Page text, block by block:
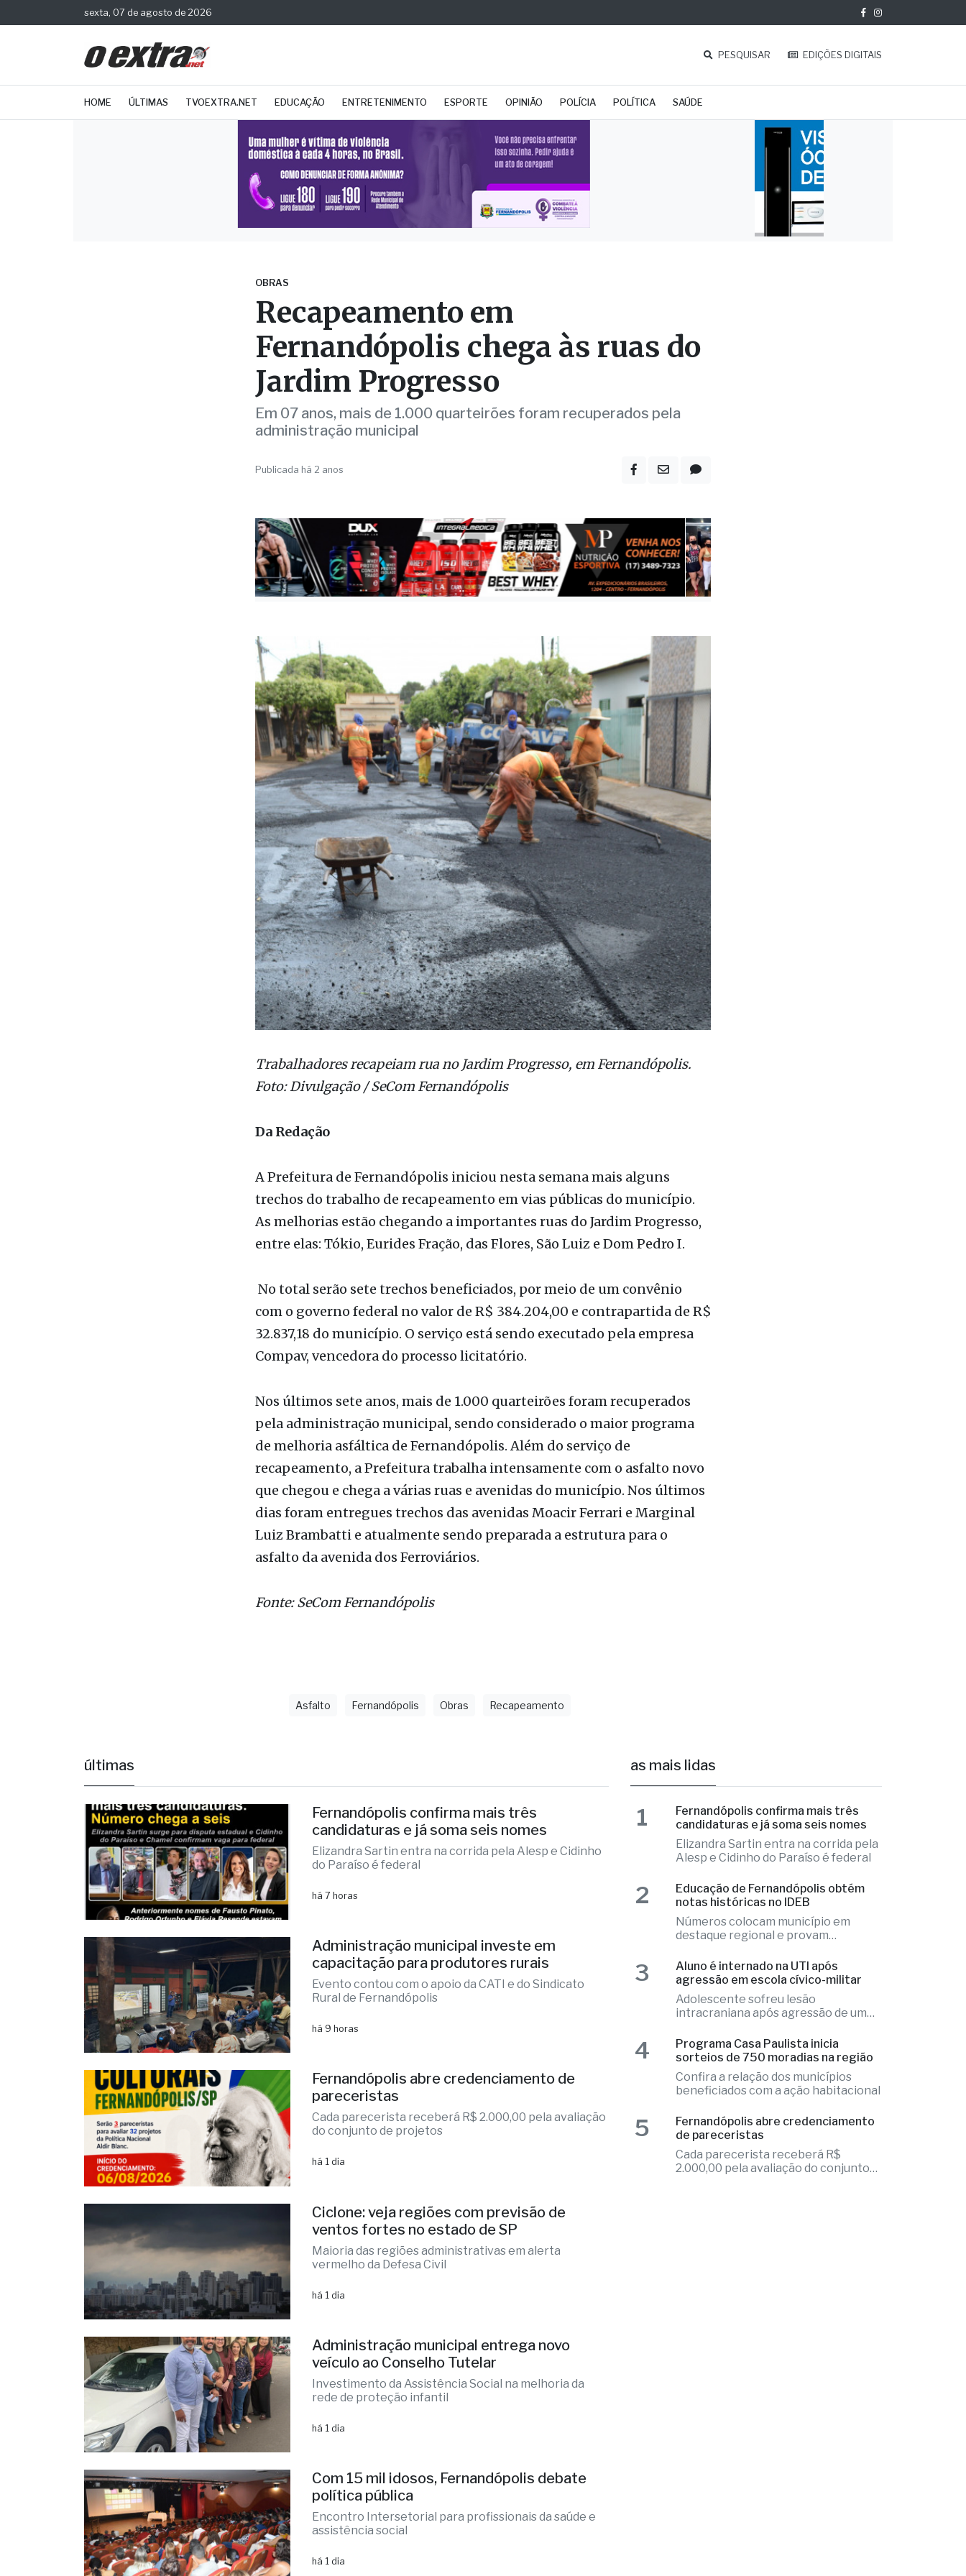
sexta, 07 de agosto de 2026
PESQUISAR EDIÇÕES DIGITAIS
HOME ÚLTIMAS TVOEXTRA.NET EDUCAÇÃO ENTRETENIMENTO ESPORTE OPINIÃO POLÍCIA POLÍTICA SAÚDE
OBRAS
Recapeamento em
Fernandópolis chega às ruas do
Jardim Progresso
Em 07 anos, mais de 1.000 quarteirões foram recuperados pela
administração municipal
Publicada há 2 anos
Trabalhadores recapeiam rua no Jardim Progresso, em Fernandópolis.
Foto: Divulgação / SeCom Fernandópolis
Da Redação
A Prefeitura de Fernandópolis iniciou nesta semana mais alguns
trechos do trabalho de recapeamento em vias públicas do município.
As melhorias estão chegando a importantes ruas do Jardim Progresso,
entre elas: Tókio, Eurides Fração, das Flores, São Luiz e Dom Pedro I.
No total serão sete trechos beneficiados, por meio de um convênio
com o governo federal no valor de R$ 384.204,00 e contrapartida de R$
32.837,18 do município. O serviço está sendo executado pela empresa
Compav, vencedora do processo licitatório.
Nos últimos sete anos, mais de 1.000 quarteirões foram recuperados
pela administração municipal, sendo considerado o maior programa
de melhoria asfáltica de Fernandópolis. Além do serviço de
recapeamento, a Prefeitura trabalha intensamente com o asfalto novo
que chegou e chega a várias ruas e avenidas do município. Nos últimos
dias foram entregues trechos das avenidas Moacir Ferrari e Marginal
Luiz Brambatti e atualmente sendo preparada a estrutura para o
asfalto da avenida dos Ferroviários.
Fonte: SeCom Fernandópolis
Asfalto Fernandópolis Obras Recapeamento
últimas
Fernandópolis confirma mais três
candidaturas e já soma seis nomes
Elizandra Sartin entra na corrida pela Alesp e Cidinho
do Paraíso é federal
há 7 horas
Administração municipal investe em
capacitação para produtores rurais
Evento contou com o apoio da CATI e do Sindicato
Rural de Fernandópolis
há 9 horas
Fernandópolis abre credenciamento de
pareceristas
Cada parecerista receberá R$ 2.000,00 pela avaliação
do conjunto de projetos
há 1 dia
Ciclone: veja regiões com previsão de
ventos fortes no estado de SP
Maioria das regiões administrativas em alerta
vermelho da Defesa Civil
há 1 dia
Administração municipal entrega novo
veículo ao Conselho Tutelar
Investimento da Assistência Social na melhoria da
rede de proteção infantil
há 1 dia
Com 15 mil idosos, Fernandópolis debate
política pública
Encontro Intersetorial para profissionais da saúde e
assistência social
há 1 dia
as mais lidas
Fernandópolis confirma mais três
candidaturas e já soma seis nomes
Elizandra Sartin entra na corrida pela
Alesp e Cidinho do Paraíso é federal
1
Educação de Fernandópolis obtém
notas históricas no IDEB
Números colocam município em
destaque regional e provam
2
Aluno é internado na UTI após
agressão em escola cívico-militar
Adolescente sofreu lesão
intracraniana após agressão de um
3
Programa Casa Paulista inicia
sorteios de 750 moradias na região
Confira a relação dos municípios
beneficiados com a ação habitacional
4
Fernandópolis abre credenciamento
de pareceristas
Cada parecerista receberá R$
2.000,00 pela avaliação do conjunto
5